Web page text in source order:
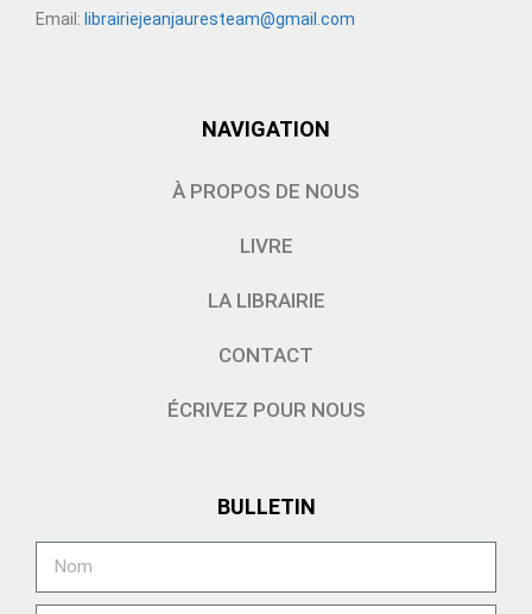
Email: librairiejeanjauresteam@gmail.com
NAVIGATION
À PROPOS DE NOUS
LIVRE
LA LIBRAIRIE
CONTACT
ÉCRIVEZ POUR NOUS
BULLETIN